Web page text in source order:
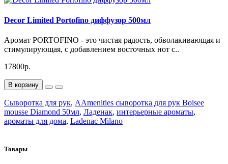
Decor Limited Portofino диффузор 500мл
Аромат PORTOFINO - это чистая радость, обволакивающая и
стимулирующая, с добавлением восточных нот с..
17800р.
В корзину
Сыворотка для рук, AAmenities сыворотка для рук Boisee
mousse Diamond 50мл, Ладенак, интерьерные ароматы,
ароматы для дома, Ladenac Milano
Товары